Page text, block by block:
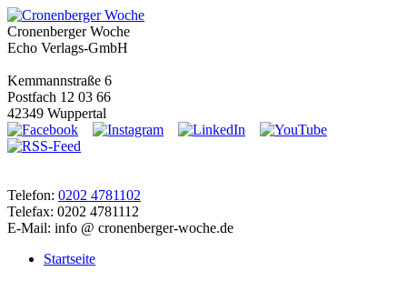
Cronenberger Woche
Echo Verlags-GmbH
Kemmannstraße 6
Postfach 12 03 66
42349 Wuppertal
Telefon: 0202 4781102
Telefax: 0202 4781112
E-Mail: info @ cronenberger-woche.de
Startseite